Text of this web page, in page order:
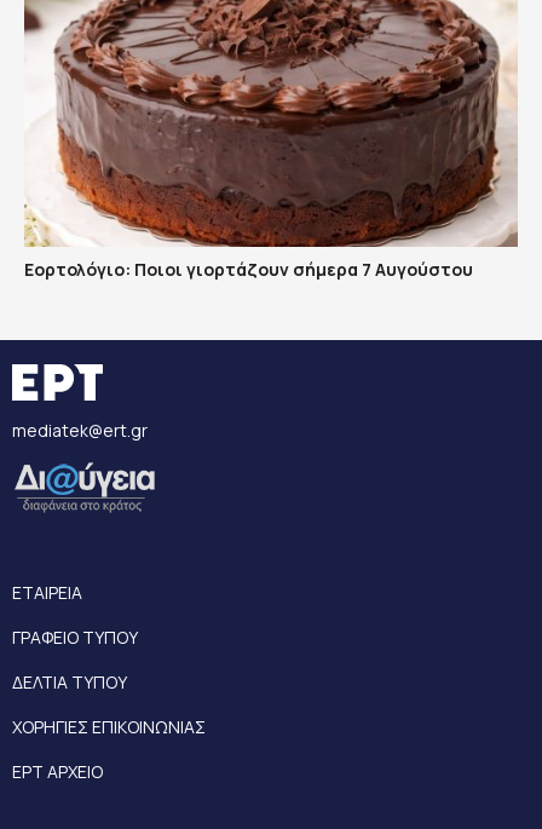
Εορτολόγιο: Ποιοι γιορτάζουν σήμερα 7 Αυγούστου
mediatek@ert.gr
ΕΤΑΙΡΕΙΑ
ΓΡΑΦΕΙΟ ΤΥΠΟΥ
ΔΕΛΤΙΑ ΤΥΠΟΥ
ΧΟΡΗΓΙΕΣ ΕΠΙΚΟΙΝΩΝΙΑΣ
ΕΡΤ ΑΡΧΕΙΟ